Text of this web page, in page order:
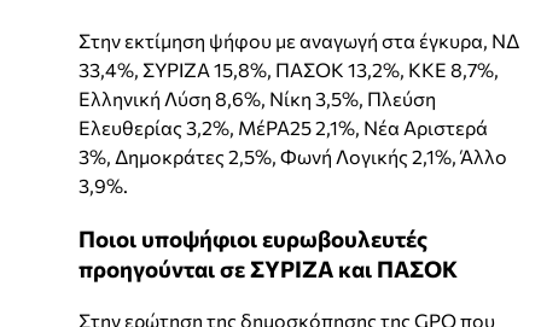
Στην εκτίμηση ψήφου με αναγωγή στα έγκυρα, ΝΔ
33,4%, ΣΥΡΙΖΑ 15,8%, ΠΑΣΟΚ 13,2%, ΚΚΕ 8,7%,
Ελληνική Λύση 8,6%, Νίκη 3,5%, Πλεύση
Ελευθερίας 3,2%, ΜέΡΑ25 2,1%, Νέα Αριστερά
3%, Δημοκράτες 2,5%, Φωνή Λογικής 2,1%, Άλλο
3,9%.
Ποιοι υποψήφιοι ευρωβουλευτές
προηγούνται σε ΣΥΡΙΖΑ και ΠΑΣΟΚ
Στην ερώτηση της δημοσκόπησης της GPO που